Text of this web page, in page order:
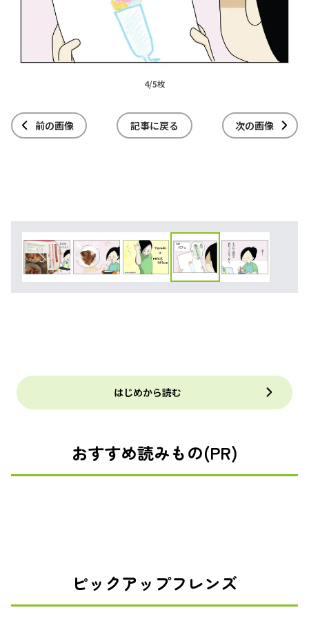
4/5枚
前の画像 記事に戻る 次の画像
はじめから読む
おすすめ読みもの(PR)
ピックアップフレンズ